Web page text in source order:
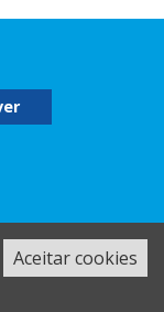
|
Aceitar cookies